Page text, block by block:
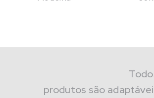
produtos são